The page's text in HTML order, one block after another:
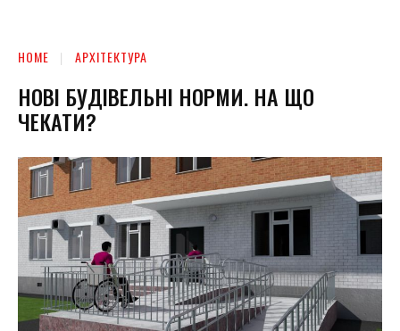
HOME АРХІТЕКТУРА
НОВІ БУДІВЕЛЬНІ НОРМИ. НА ЩО
ЧЕКАТИ?